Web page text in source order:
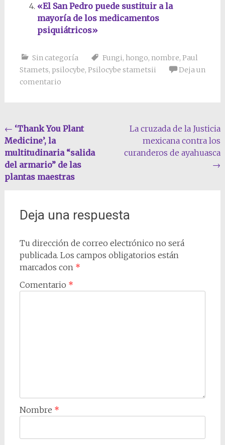
«El San Pedro puede sustituir a la
mayoría de los medicamentos
psiquiátricos»
Sin categoría Fungi, hongo, nombre, Paul
Stamets, psilocybe, Psilocybe stametsii
Deja un
comentario
Navegación
de
la
entrada
← ‘Thank You Plant
Medicine’, la
multitudinaria “salida
del armario” de las
plantas maestras
La cruzada de la Justicia
mexicana contra los
curanderos de ayahuasca
→
Deja una respuesta
Tu dirección de correo electrónico no será
publicada. Los campos obligatorios están
marcados con *
Comentario *
Nombre *